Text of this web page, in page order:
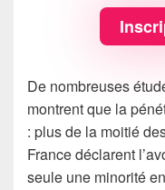
De nombreuses
montrent que la
: plus de la moitié
France déclarent
seule une minorité